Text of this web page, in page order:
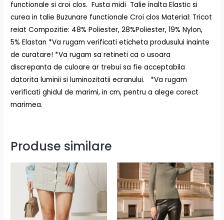
functionale si croi clos. Fusta midi Talie inalta Elastic si
curea in talie Buzunare functionale Croi clos Material: Tricot
reiat Compozitie: 48% Poliester, 28%Poliester, 19% Nylon,
5% Elastan *Va rugam verificati eticheta produsului inainte
de curatare! *Va rugam sa retineti ca o usoara
discrepanta de culoare ar trebui sa fie acceptabila
datorita luminii si luminozitatii ecranului. *Va rugam
verificati ghidul de marimi, in cm, pentru a alege corect
marimea.
Produse similare